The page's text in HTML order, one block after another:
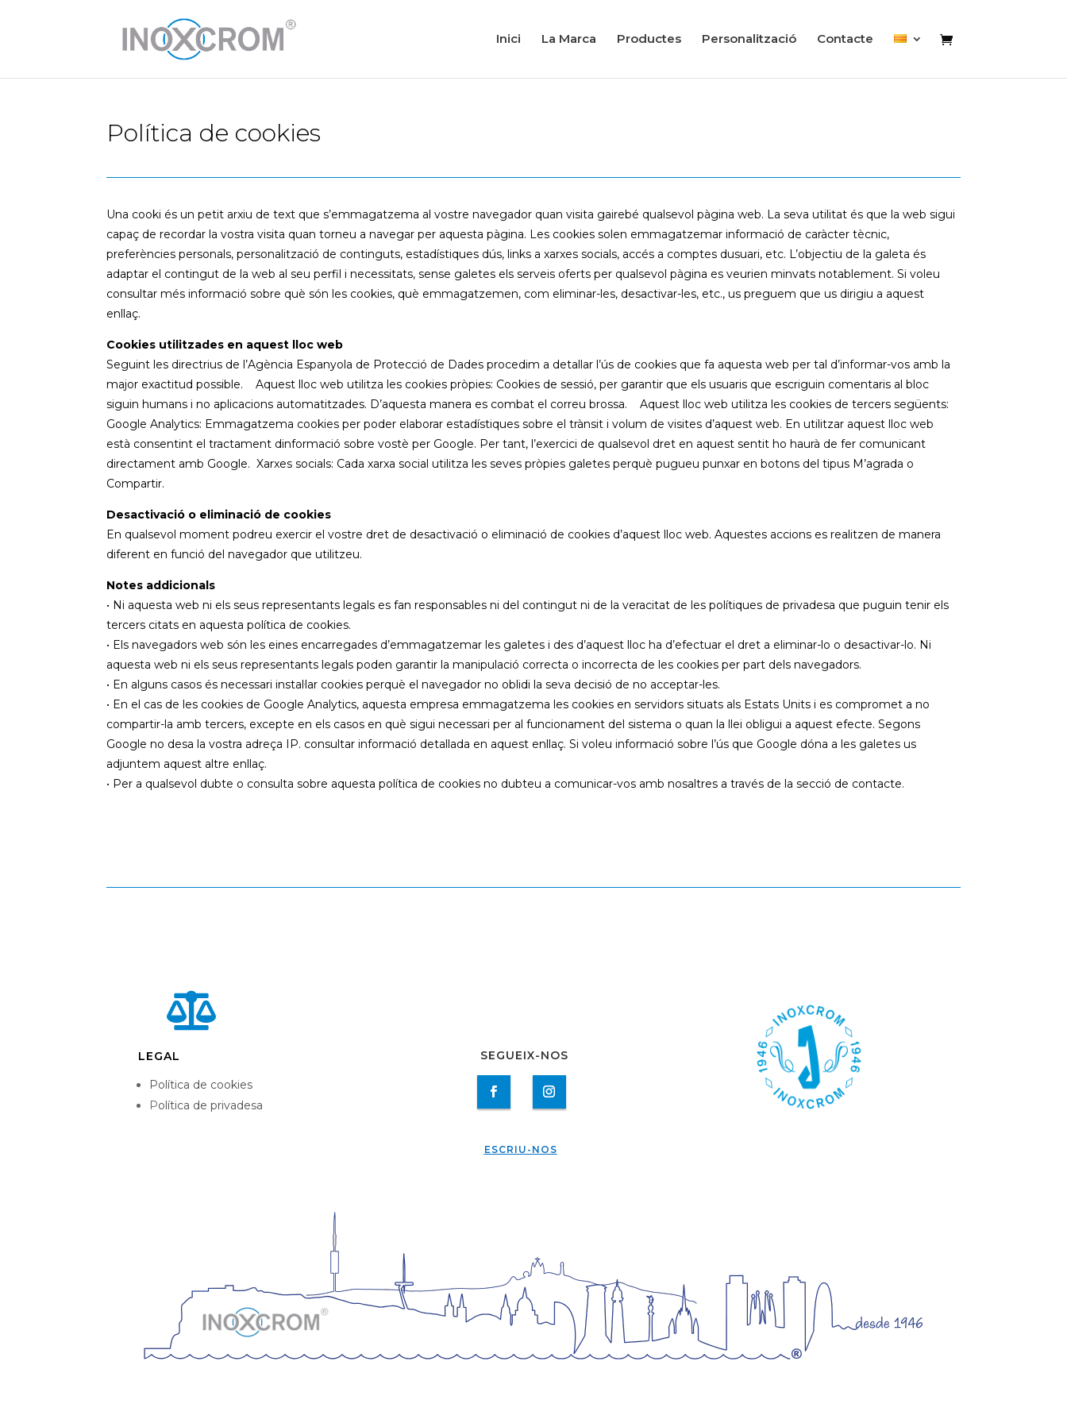
Inici La Marca Productes Personalització Contacte
Política de cookies
Una cooki és un petit arxiu de text que s’emmagatzema al vostre navegador quan visita gairebé qualsevol pàgina web. La seva utilitat és que la web sigui
capaç de recordar la vostra visita quan torneu a navegar per aquesta pàgina. Les cookies solen emmagatzemar informació de caràcter tècnic,
preferències personals, personalització de continguts, estadístiques dús, links a xarxes socials, accés a comptes dusuari, etc. L’objectiu de la galeta és
adaptar el contingut de la web al seu perfil i necessitats, sense galetes els serveis oferts per qualsevol pàgina es veurien minvats notablement. Si voleu
consultar més informació sobre què són les cookies, què emmagatzemen, com eliminar-les, desactivar-les, etc., us preguem que us dirigiu a aquest
enllaç.
Cookies utilitzades en aquest lloc web
Seguint les directrius de l’Agència Espanyola de Protecció de Dades procedim a detallar l’ús de cookies que fa aquesta web per tal d’informar-vos amb la
major exactitud possible. Aquest lloc web utilitza les cookies pròpies: Cookies de sessió, per garantir que els usuaris que escriguin comentaris al bloc
siguin humans i no aplicacions automatitzades. D’aquesta manera es combat el correu brossa. Aquest lloc web utilitza les cookies de tercers següents:
Google Analytics: Emmagatzema cookies per poder elaborar estadístiques sobre el trànsit i volum de visites d’aquest web. En utilitzar aquest lloc web
està consentint el tractament dinformació sobre vostè per Google. Per tant, l’exercici de qualsevol dret en aquest sentit ho haurà de fer comunicant
directament amb Google. Xarxes socials: Cada xarxa social utilitza les seves pròpies galetes perquè pugueu punxar en botons del tipus M’agrada o
Compartir.
Desactivació o eliminació de cookies
En qualsevol moment podreu exercir el vostre dret de desactivació o eliminació de cookies d’aquest lloc web. Aquestes accions es realitzen de manera
diferent en funció del navegador que utilitzeu.
Notes addicionals
• Ni aquesta web ni els seus representants legals es fan responsables ni del contingut ni de la veracitat de les polítiques de privadesa que puguin tenir els
tercers citats en aquesta política de cookies.
• Els navegadors web són les eines encarregades d’emmagatzemar les galetes i des d’aquest lloc ha d’efectuar el dret a eliminar-lo o desactivar-lo. Ni
aquesta web ni els seus representants legals poden garantir la manipulació correcta o incorrecta de les cookies per part dels navegadors.
• En alguns casos és necessari instal·lar cookies perquè el navegador no oblidi la seva decisió de no acceptar-les.
• En el cas de les cookies de Google Analytics, aquesta empresa emmagatzema les cookies en servidors situats als Estats Units i es compromet a no
compartir-la amb tercers, excepte en els casos en què sigui necessari per al funcionament del sistema o quan la llei obligui a aquest efecte. Segons
Google no desa la vostra adreça IP. consultar informació detallada en aquest enllaç. Si voleu informació sobre l’ús que Google dóna a les galetes us
adjuntem aquest altre enllaç.
• Per a qualsevol dubte o consulta sobre aquesta política de cookies no dubteu a comunicar-vos amb nosaltres a través de la secció de contacte.

LEGAL
Política de cookies
Política de privadesa
SEGUEIX-NOS
ESCRIU-NOS